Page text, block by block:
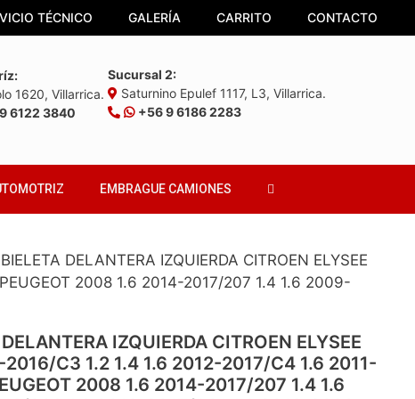
TÉCNICO GALERÍA CARRITO CONTACTO
1620, Villarrica.
6122 3840
Sucursal 2:
Saturnino Epulef 1117, L3, Villarrica.
+56 9 6186 2283
EMBRAGUE CAMIONES
DELANTERA IZQUIERDA CITROEN ELYSEE
2008 1.6 2014-2017/207 1.4 1.6 2009-
IZQUIERDA CITROEN ELYSEE
2016/C3 1.2 1.4 1.6 2012-2017/C4 1.6 2011-
2008 1.6 2014-2017/207 1.4 1.6